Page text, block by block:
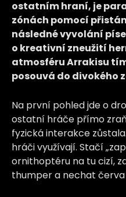
ostatním hraní, je
zónách pomocí
následné vyvolání
o kreativní zneužití
atmosféru Arrakisu
posouvá do divokého
Na první pohled jde o
ostatní hráče přímo
fyzická interakce
hráči využívají. Stačí
ornithoptéru na tu cizí,
thumper a nechat